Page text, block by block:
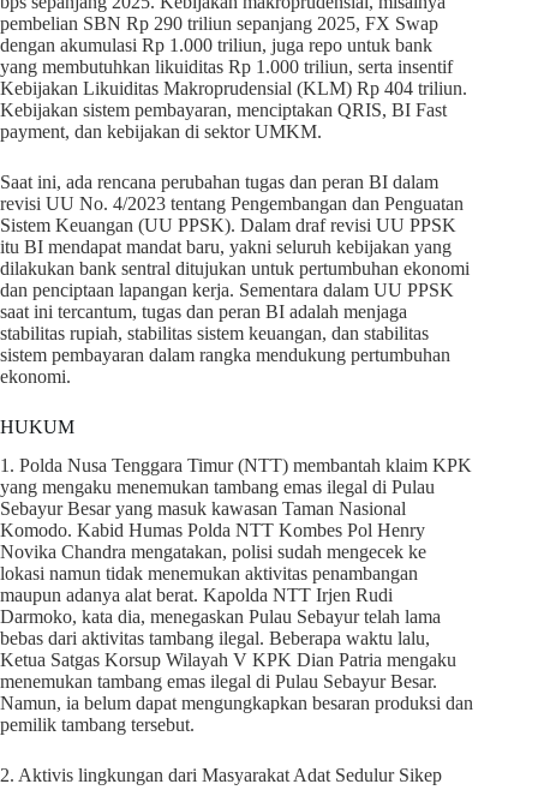
pembelian SBN Rp 290 triliun sepanjang 2025, FX Swap
dengan akumulasi Rp 1.000 triliun, juga repo untuk bank
yang membutuhkan likuiditas Rp 1.000 triliun, serta insentif
Kebijakan Likuiditas Makroprudensial (KLM) Rp 404 triliun.
Kebijakan sistem pembayaran, menciptakan QRIS, BI Fast
payment, dan kebijakan di sektor UMKM.
Saat ini, ada rencana perubahan tugas dan peran BI dalam
revisi UU No. 4/2023 tentang Pengembangan dan Penguatan
Sistem Keuangan (UU PPSK). Dalam draf revisi UU PPSK
itu BI mendapat mandat baru, yakni seluruh kebijakan yang
dilakukan bank sentral ditujukan untuk pertumbuhan ekonomi
dan penciptaan lapangan kerja. Sementara dalam UU PPSK
saat ini tercantum, tugas dan peran BI adalah menjaga
stabilitas rupiah, stabilitas sistem keuangan, dan stabilitas
sistem pembayaran dalam rangka mendukung pertumbuhan
ekonomi.
HUKUM
1. Polda Nusa Tenggara Timur (NTT) membantah klaim KPK
yang mengaku menemukan tambang emas ilegal di Pulau
Sebayur Besar yang masuk kawasan Taman Nasional
Komodo. Kabid Humas Polda NTT Kombes Pol Henry
Novika Chandra mengatakan, polisi sudah mengecek ke
lokasi namun tidak menemukan aktivitas penambangan
maupun adanya alat berat. Kapolda NTT Irjen Rudi
Darmoko, kata dia, menegaskan Pulau Sebayur telah lama
bebas dari aktivitas tambang ilegal. Beberapa waktu lalu,
Ketua Satgas Korsup Wilayah V KPK Dian Patria mengaku
menemukan tambang emas ilegal di Pulau Sebayur Besar.
Namun, ia belum dapat mengungkapkan besaran produksi dan
pemilik tambang tersebut.
2. Aktivis lingkungan dari Masyarakat Adat Sedulur Sikep